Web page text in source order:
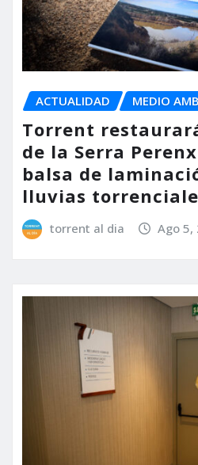
ACTUALIDAD MEDIO
Torrent
de la Serra
balsa de
lluvias
torrent al dia Ago 5,